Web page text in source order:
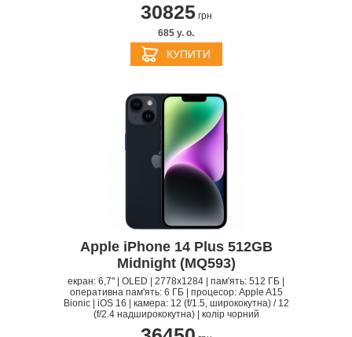
30825грн
685 y. о.
КУПИТИ
Apple iPhone 14 Plus 512GB
Midnight (MQ593)
екран: 6,7" | OLED | 2778x1284 | пам'ять: 512 ГБ |
оперативна пам'ять: 6 ГБ | процесор: Apple A15
Bionic | iOS 16 | камера: 12 (f/1.5, ширококутна) / 12
(f/2.4 надширококутна) | колір чорний